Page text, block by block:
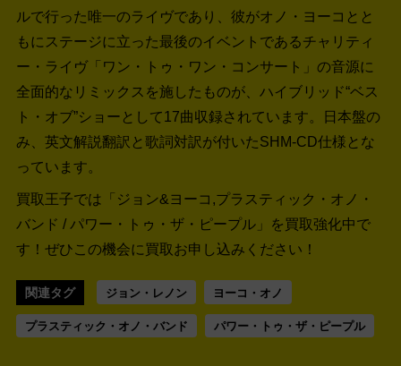
ルで行った唯一のライヴであり、彼がオノ・ヨーコとと
もにステージに立った最後のイベントであるチャリティ
ー・ライヴ「ワン・トゥ・ワン・コンサート」の音源に
全面的なリミックスを施したものが、ハイブリッド“ベス
ト・オブ”ショーとして17曲収録されています。日本盤の
み、英文解説翻訳と歌詞対訳が付いたSHM-CD仕様とな
っています。
買取王子では「ジョン&ヨーコ,プラスティック・オノ・
バンド / パワー・トゥ・ザ・ピープル」を買取強化中で
す！ ぜひこの機会に買取お申し込みください！
関連タグ ジョン・レノン ヨーコ・オノ
プラスティック・オノ・バンド パワー・トゥ・ザ・ピープル